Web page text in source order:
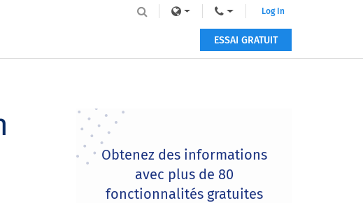
Log In
ESSAI GRATUIT
Primary
Sidebar
Obtenez des informations
avec plus de 80
fonctionnalités gratuites